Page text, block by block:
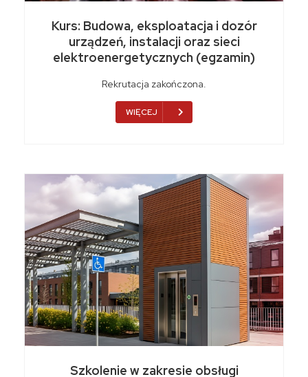
Kurs: Budowa, eksploatacja i dozór
urządzeń, instalacji oraz sieci
elektroenergetycznych (egzamin)
Rekrutacja zakończona.
WIĘCEJ
Szkolenie w zakresie obsługi